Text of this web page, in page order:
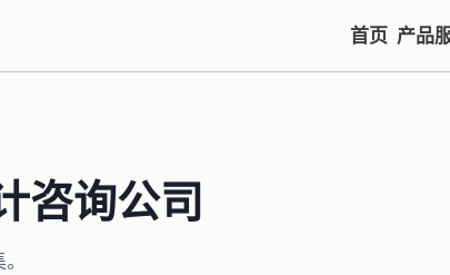
首页 产品
咨询公司